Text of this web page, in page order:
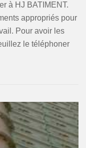
à HJ BATIMENT.
appropriés pour
Pour avoir les
le téléphoner